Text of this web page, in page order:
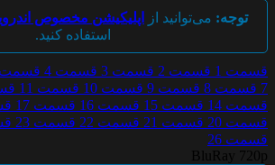
توجه: می‌توانید از اپلیکیشن مخصوص
استفاده کنید.
قسمت 1 قسمت 2 قسمت 3 قسمت 4 قسمت 5
7 قسمت 8 قسمت 9 قسمت 10 قسمت 11
قسمت 14
قسمت 15 قسمت 16 قسمت 17
قسمت 20
قسمت 21 قسمت 22 قسمت 23
قسمت 26
BluRay 720p